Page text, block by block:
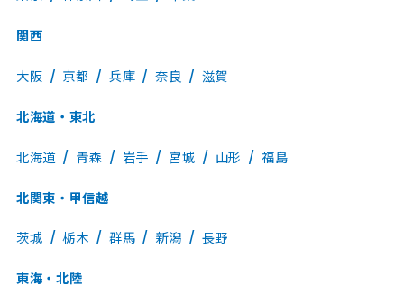
関西
大阪 京都 兵庫 奈良 滋賀
北海道・東北
北海道 青森 岩手 宮城 山形 福島
北関東・甲信越
茨城 栃木 群馬 新潟 長野
東海・北陸